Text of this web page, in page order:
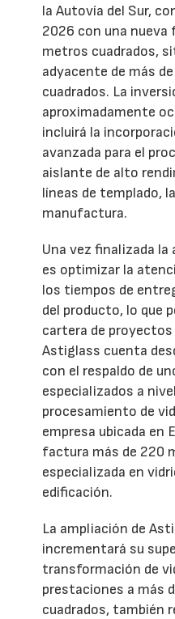
la Autovía del Sur,
2026 con una nueva
metros cuadrados,
adyacente de más
cuadrados. La
aproximadamente
incluirá la
avanzada para el
aislante de alto
líneas de templado,
manufactura.
Una vez finalizada
es optimizar la
los tiempos de
del producto, lo que
cartera de
Astiglass cuenta
con el respaldo de
especializados a
procesamiento de
empresa ubicada en
factura más de 220
especializada en
edificación.
La ampliación de
incrementará su
transformación de
prestaciones a más
cuadrados, también